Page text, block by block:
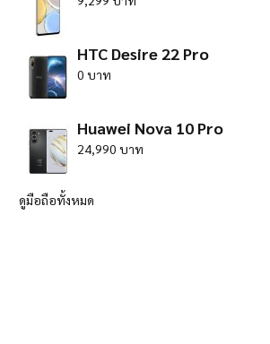
HTC Desire 22 Pro
0 บาท
Huawei Nova 10 Pro
24,990 บาท
ดูมือถือทั้งหมด